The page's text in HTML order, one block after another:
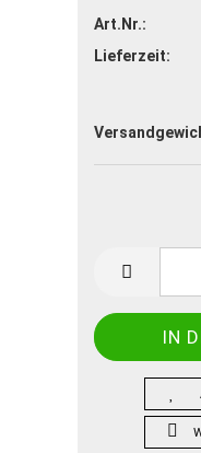
Art.Nr.:
Lieferzeit: